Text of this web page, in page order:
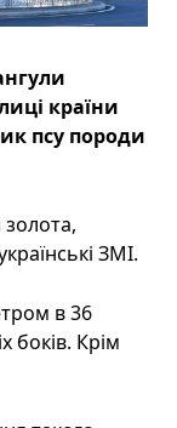
країни
псу породи
ЗМІ.
в 36
боків. Крім